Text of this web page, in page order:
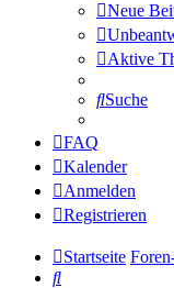
Neue
Aktive
Suche
FAQ
Kalender
Anmelden
Registrieren
Startseite
Suche